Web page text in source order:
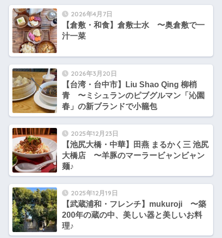
2026年4月7日
【倉敷・和食】倉敷士水 〜奥倉敷で一
汁一菜
2026年3月20日
【台湾・台中市】Liu Shao Qing 柳梢
青 〜ミシュランのピブグルマン「沁園
春」の新ブランドで小籠包
2025年12月23日
【池尻大橋・中華】田燕 まるかく三 池尻
大橋店 〜羊豚のマーラービャンビャン
麺♪
2025年12月19日
【武蔵浦和・フレンチ】mukuroji 〜築
200年の蔵の中、美しい器と美しいお料
理♪